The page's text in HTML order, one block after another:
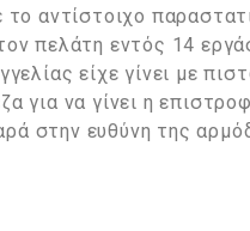
αντίστοιχο
πελάτη εντός 14
είχε γίνει με
για να γίνει η
στην ευθύνη της